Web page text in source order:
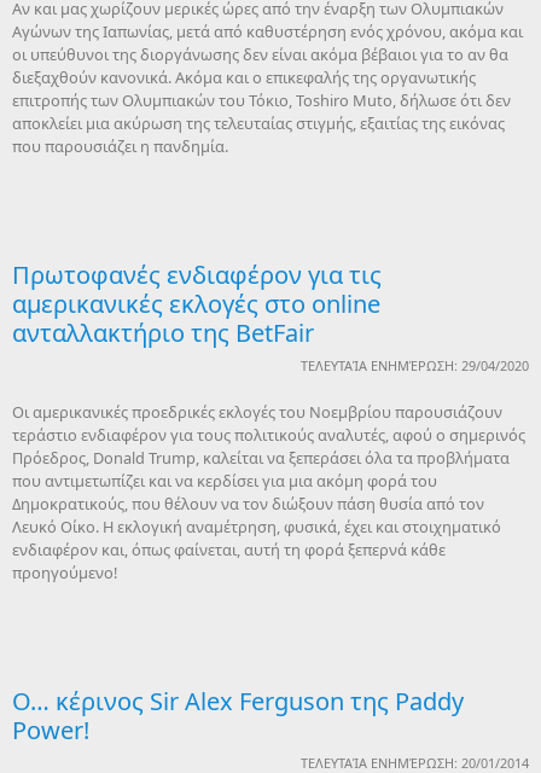
Αν και μας χωρίζουν μερικές ώρες από την έναρξη των Ολυμπιακών
Αγώνων της Ιαπωνίας, μετά από καθυστέρηση ενός χρόνου, ακόμα και
οι υπεύθυνοι της διοργάνωσης δεν είναι ακόμα βέβαιοι για το αν θα
διεξαχθούν κανονικά. Ακόμα και ο επικεφαλής της οργανωτικής
επιτροπής των Ολυμπιακών του Τόκιο, Toshiro Muto, δήλωσε ότι δεν
αποκλείει μια ακύρωση της τελευταίας στιγμής, εξαιτίας της εικόνας
που παρουσιάζει η πανδημία.
Πρωτοφανές ενδιαφέρον για τις
αμερικανικές εκλογές στο online
ανταλλακτήριο της BetFair
ΤΕΛΕΥΤΑΊΑ ΕΝΗΜΈΡΩΣΗ: 29/04/2020
Οι αμερικανικές προεδρικές εκλογές του Νοεμβρίου παρουσιάζουν
τεράστιο ενδιαφέρον για τους πολιτικούς αναλυτές, αφού ο σημερινός
Πρόεδρος, Donald Trump, καλείται να ξεπεράσει όλα τα προβλήματα
που αντιμετωπίζει και να κερδίσει για μια ακόμη φορά του
Δημοκρατικούς, που θέλουν να τον διώξουν πάση θυσία από τον
Λευκό Οίκο. Η εκλογική αναμέτρηση, φυσικά, έχει και στοιχηματικό
ενδιαφέρον και, όπως φαίνεται, αυτή τη φορά ξεπερνά κάθε
προηγούμενο!
Ο… κέρινος Sir Alex Ferguson της Paddy
Power!
ΤΕΛΕΥΤΑΊΑ ΕΝΗΜΈΡΩΣΗ: 20/01/2014